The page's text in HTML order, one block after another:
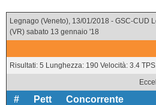
Legnago (Veneto), 13/01/2018 - GSC-CUD
(VR) sabato 13 gennaio '18
Risultati: 5 Lunghezza: 190 Velocità: 3.4
# Pett Concorrente